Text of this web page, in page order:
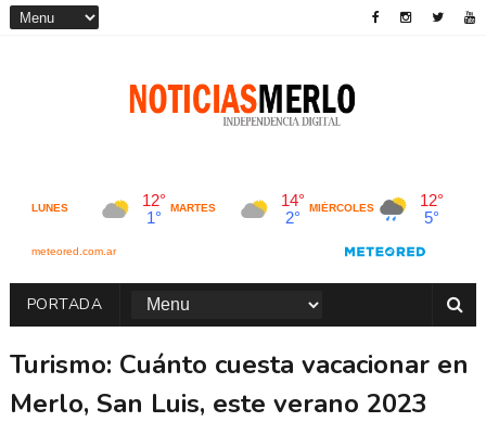
PORTADA
Turismo: Cuánto cuesta vacacionar en
Merlo, San Luis, este verano 2023